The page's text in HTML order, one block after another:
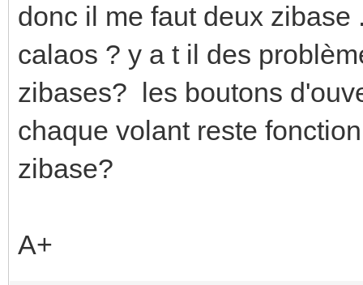
donc il me faut deux
calaos ? y a t il des
zibases? les boutons
chaque volant reste
zibase?
A+